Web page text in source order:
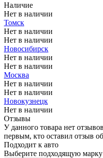
Наличие
Нет в наличии
Томск
Нет в наличии
Нет в наличии
Новосибирск
Нет в наличии
Нет в наличии
Москва
Нет в наличии
Нет в наличии
Новокузнецк
Нет в наличии
Отзывы
У данного товара нет
первым, кто оставил отзыв
Подходит к авто
Выберите подходящую марку